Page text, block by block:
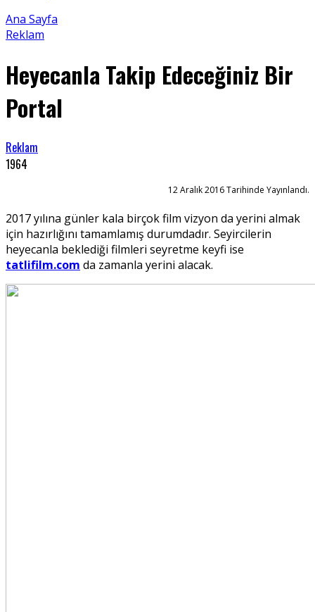
Ana Sayfa
Reklam
Heyecanla Takip Edeceğiniz Bir
Portal
Reklam
1964
12 Aralık 2016 Tarihinde Yayınlandı.
2017 yılına günler kala birçok film vizyon da yerini almak
için hazırlığını tamamlamış durumdadır. Seyircilerin
heyecanla beklediği filmleri seyretme keyfi ise
tatlifilm.com da zamanla yerini alacak.